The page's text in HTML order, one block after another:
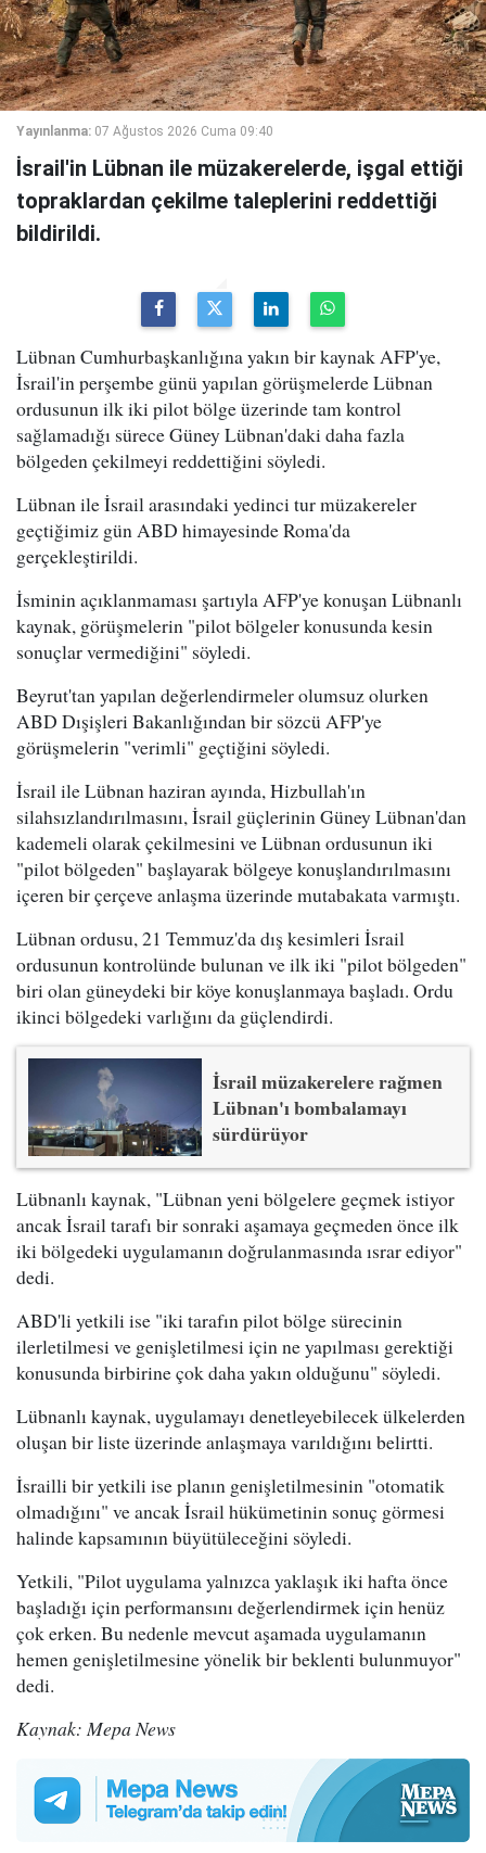
Yayınlanma: 07 Ağustos 2026 Cuma 09:40
İsrail'in Lübnan ile müzakerelerde, işgal ettiği
topraklardan çekilme taleplerini reddettiği
bildirildi.
Lübnan Cumhurbaşkanlığına yakın bir kaynak AFP'ye,
İsrail'in perşembe günü yapılan görüşmelerde Lübnan
ordusunun ilk iki pilot bölge üzerinde tam kontrol
sağlamadığı sürece Güney Lübnan'daki daha fazla
bölgeden çekilmeyi reddettiğini söyledi.
Lübnan ile İsrail arasındaki yedinci tur müzakereler
geçtiğimiz gün ABD himayesinde Roma'da
gerçekleştirildi.
İsminin açıklanmaması şartıyla AFP'ye konuşan Lübnanlı
kaynak, görüşmelerin "pilot bölgeler konusunda kesin
sonuçlar vermediğini" söyledi.
Beyrut'tan yapılan değerlendirmeler olumsuz olurken
ABD Dışişleri Bakanlığından bir sözcü AFP'ye
görüşmelerin "verimli" geçtiğini söyledi.
İsrail ile Lübnan haziran ayında, Hizbullah'ın
silahsızlandırılmasını, İsrail güçlerinin Güney Lübnan'dan
kademeli olarak çekilmesini ve Lübnan ordusunun iki
"pilot bölgeden" başlayarak bölgeye konuşlandırılmasını
içeren bir çerçeve anlaşma üzerinde mutabakata varmıştı.
Lübnan ordusu, 21 Temmuz'da dış kesimleri İsrail
ordusunun kontrolünde bulunan ve ilk iki "pilot bölgeden"
biri olan güneydeki bir köye konuşlanmaya başladı. Ordu
ikinci bölgedeki varlığını da güçlendirdi.
İsrail müzakerelere rağmen
Lübnan'ı bombalamayı
sürdürüyor
Lübnanlı kaynak, "Lübnan yeni bölgelere geçmek istiyor
ancak İsrail tarafı bir sonraki aşamaya geçmeden önce ilk
iki bölgedeki uygulamanın doğrulanmasında ısrar ediyor"
dedi.
ABD'li yetkili ise "iki tarafın pilot bölge sürecinin
ilerletilmesi ve genişletilmesi için ne yapılması gerektiği
konusunda birbirine çok daha yakın olduğunu" söyledi.
Lübnanlı kaynak, uygulamayı denetleyebilecek ülkelerden
oluşan bir liste üzerinde anlaşmaya varıldığını belirtti.
İsrailli bir yetkili ise planın genişletilmesinin "otomatik
olmadığını" ve ancak İsrail hükümetinin sonuç görmesi
halinde kapsamının büyütüleceğini söyledi.
Yetkili, "Pilot uygulama yalnızca yaklaşık iki hafta önce
başladığı için performansını değerlendirmek için henüz
çok erken. Bu nedenle mevcut aşamada uygulamanın
hemen genişletilmesine yönelik bir beklenti bulunmuyor"
dedi.
Kaynak: Mepa News